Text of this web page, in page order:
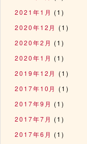
2021年1月 (1)
2020年12月 (1)
2020年2月 (1)
2020年1月 (1)
2019年12月 (1)
2017年10月 (1)
2017年9月 (1)
2017年7月 (1)
2017年6月 (1)